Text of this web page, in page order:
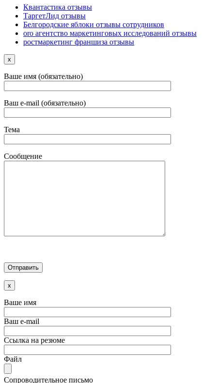
Квантастика отзывы
ТаргетЛид отзывы
Белгородские яблоки отзывы сотрудников
oro агентство маркетинговых исследований отзывы
ростмаркетинг франшиза отзывы
x
Ваше имя (обязательно)
Ваш e-mail (обязательно)
Тема
Сообщение
x
Ваше имя
Ваш e-mail
Ссылка на резюме
Файл
Сопроводительное письмо